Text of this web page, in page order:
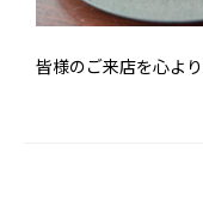
皆様のご来店を心よ